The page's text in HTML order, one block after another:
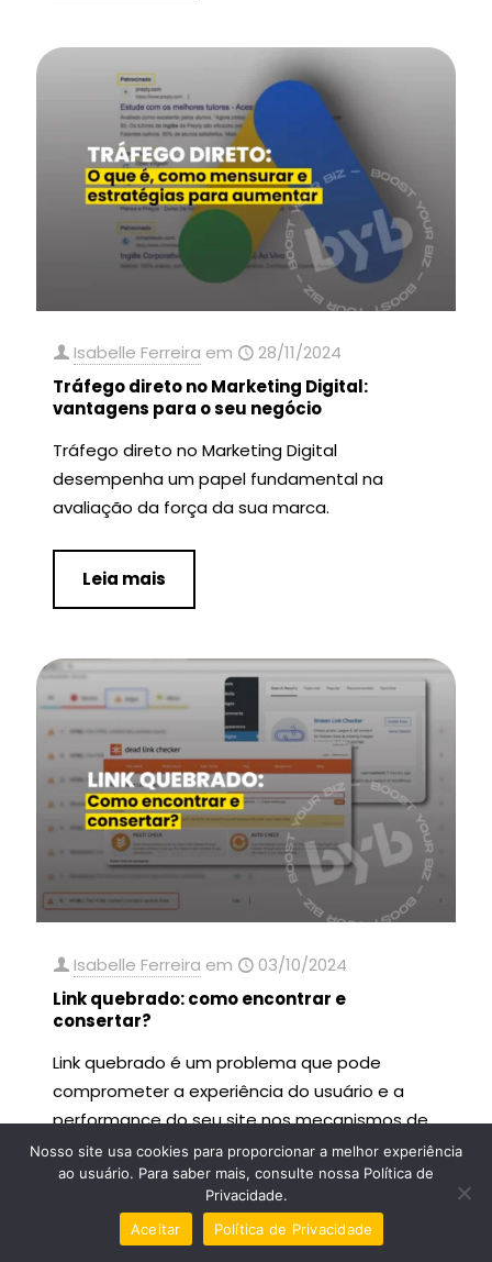
Isabelle Ferreira em
28/11/2024
Tráfego direto no Marketing Digital:
vantagens para o seu negócio
Tráfego direto no Marketing Digital
desempenha um papel fundamental na
avaliação da força da sua marca.
Leia mais
Isabelle Ferreira em
03/10/2024
Link quebrado: como encontrar e
consertar?
Link quebrado é um problema que pode
comprometer a experiência do usuário e a
performance do seu site nos mecanismos de
busca.
Leia mais
Nosso site usa cookies para proporcionar a melhor experiência
ao usuário. Para saber mais, consulte nossa Política de
Privacidade.
Aceitar
Política de Privacidade